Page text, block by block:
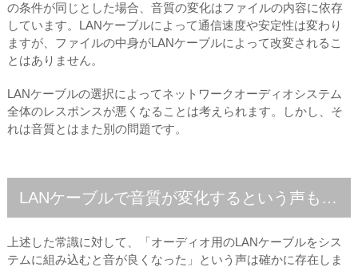
の条件が同じとした場合、音質の変化はファイルの内容に依存
しています。LANケーブルによって通信速度や安定性は変わり
ますが、ファイルの中身がLANケーブルによって改変されるこ
とはありません。
LANケーブルの選択によってネットワークオーディオシステム
全体のレスポンスが悪くなることは考えられます。しかし、そ
れは音質とはまた別の問題です。
LANケーブルで音質が変化するという声も…
上述した常識に対して、「オーディオ用のLANケーブルをシス
テムに組み込むと音が良くなった」という声は確かに存在しま